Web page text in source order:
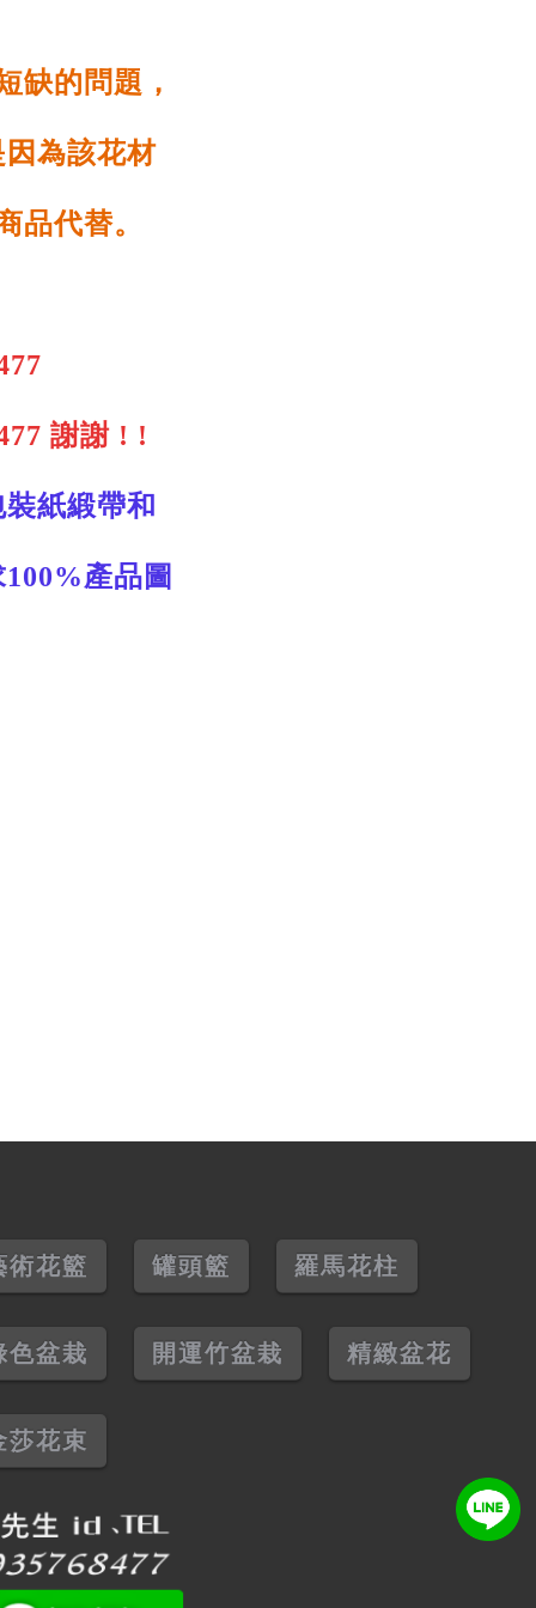
缺的問題，
因為該花材
品代替。
謝謝 ! !
紙緞帶和
產品圖
術花籃 罐頭籃 羅馬花柱
色盆栽 開運竹盆栽 精緻盆花
莎花束